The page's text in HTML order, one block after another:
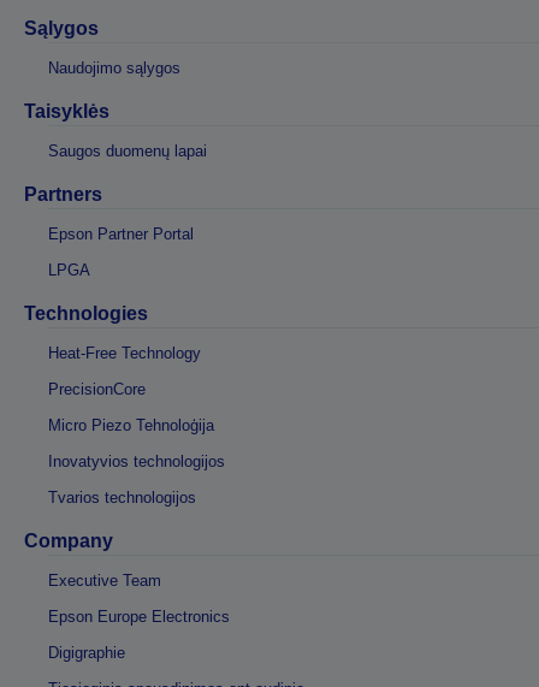
Sąlygos
Naudojimo sąlygos
Taisyklės
Saugos duomenų lapai
Partners
Epson Partner Portal
LPGA
Technologies
Heat-Free Technology
PrecisionCore
Micro Piezo Tehnoloģija
Inovatyvios technologijos
Tvarios technologijos
Company
Executive Team
Epson Europe Electronics
Digigraphie